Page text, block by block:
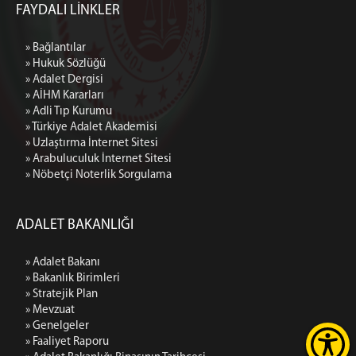
FAYDALI LİNKLER
» Bağlantılar
» Hukuk Sözlüğü
» Adalet Dergisi
» AİHM Kararları
» Adli Tıp Kurumu
» Türkiye Adalet Akademisi
» Uzlaştırma İnternet Sitesi
» Arabuluculuk İnternet Sitesi
» Nöbetçi Noterlik Sorgulama
ADALET BAKANLIĞI
» Adalet Bakanı
» Bakanlık Birimleri
» Stratejik Plan
» Mevzuat
» Genelgeler
» Faaliyet Raporu